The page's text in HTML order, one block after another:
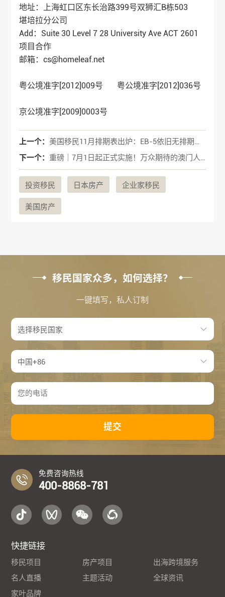
地址：上海虹口区东长治路399号双狮汇B栋503
堪培拉分公司
Add：Suite 30 Level 7 28 University Ave ACT 2601
项目合作
邮箱：cs@homeleaf.net
粤公境准字[2012]009号 粤公境准字[2012]036号
京公境准字[2009]0003号
上一个：
美国移民11月排期表出炉：EB-5依旧无排期！职业移民、亲属移民均原地踏步
下一个：
重磅｜7月1日起正式实施！万众期待的澳门人才计划要来了！
投资移民 日本房产 企业家移民
美国房产
移民国家众多，如何选择？
一键填写，私人订制
提交
免费咨询热线
400-8868-781
快捷链接
移民项目 房产项目
出海跨境服务
名人直播
主题活动
全球资讯
家叶品牌